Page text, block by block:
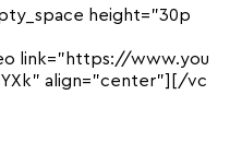
height=”30p
link=”https://www.you
align=”center”][/vc